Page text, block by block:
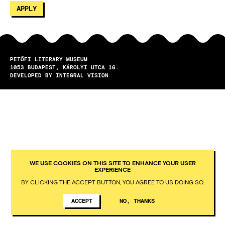
PETŐFI LITERARY MUSEUM
1053
BUDAPEST
KÁROLYI UTCA 16.
DEVELOPED BY INTEGRAL VISION
WE USE COOKIES ON THIS SITE TO ENHANCE YOUR USER
EXPERIENCE
BY CLICKING THE ACCEPT BUTTON, YOU AGREE TO US DOING SO.
ACCEPT NO, THANKS